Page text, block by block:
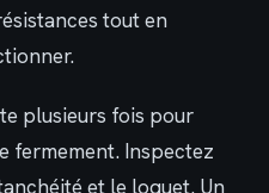
tout en
plusieurs fois pour
fermement. Inspectez
et le loquet. Un